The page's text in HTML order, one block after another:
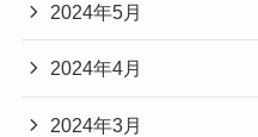
2024年5月
2024年4月
2024年3月